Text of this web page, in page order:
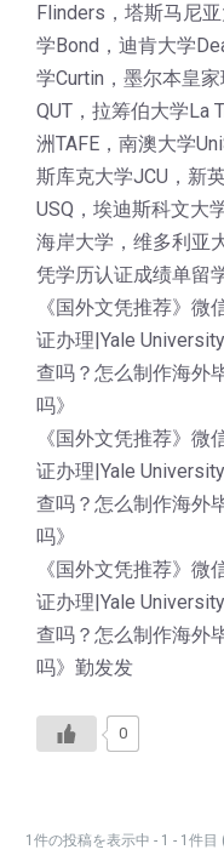
Flinders，塔斯马尼
学Bond，迪肯大学
学Curtin，墨尔本皇
QUT，拉筹伯大学La
洲TAFE，南澳大学
斯库克大学JCU，新
USQ，埃迪斯科文大
海岸大学，维多利亚
凭学历认证成绩单留
《国外文凭推荐》
证办理|Yale
查吗？怎么制作海外
吗》
《国外文凭推荐》
证办理|Yale
查吗？怎么制作海外
吗》
《国外文凭推荐》
证办理|Yale
查吗？怎么制作海外
吗》勤发发
0
1件の投稿を表示中 - 1 - 1件目